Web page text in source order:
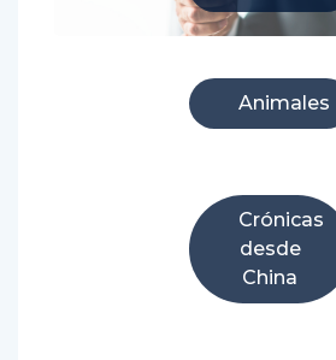
Animales
Crónicas
desde
China